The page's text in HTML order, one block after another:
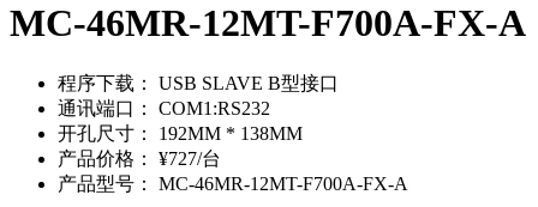
MC-46MR-12MT-F700A-FX-A
程序下载：
USB SLAVE B型接口
通讯端口：
COM1:RS232
开孔尺寸：
192MM * 138MM
产品价格：
¥727/台
产品型号：
MC-46MR-12MT-F700A-FX-A